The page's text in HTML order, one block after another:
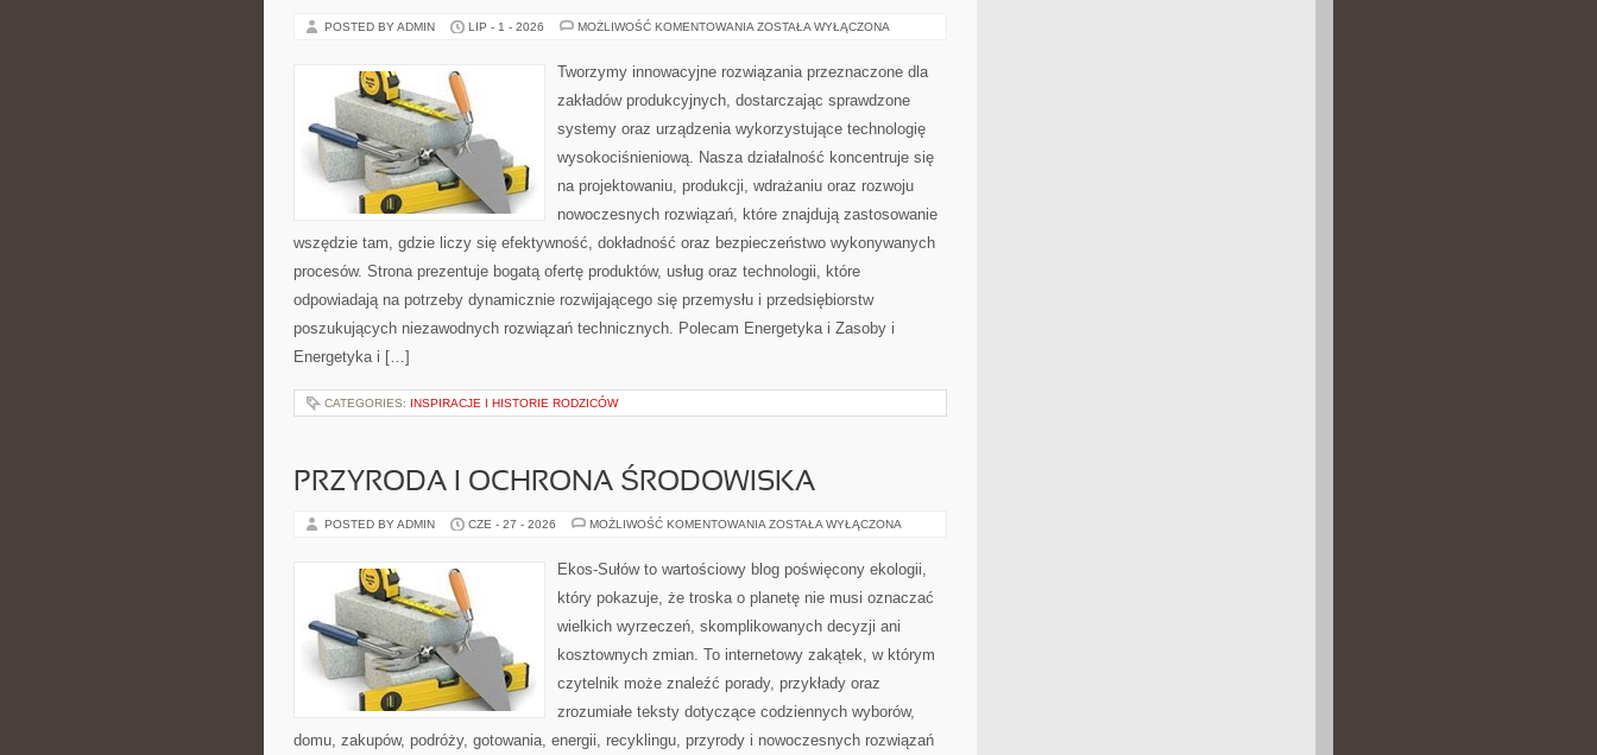
POSTED BY ADMIN LIP - 1 - 2026 MOŻLIWOŚĆ KOMENTOWANIA BEZPIECZEŃSTWO
ZOSTAŁA WYŁĄCZONA
Tworzymy innowacyjne rozwiązania przeznaczone dla
zakładów produkcyjnych, dostarczając sprawdzone
systemy oraz urządzenia wykorzystujące technologię
wysokociśnieniową. Nasza działalność koncentruje się
na projektowaniu, produkcji, wdrażaniu oraz rozwoju
nowoczesnych rozwiązań, które znajdują zastosowanie
wszędzie tam, gdzie liczy się efektywność, dokładność oraz bezpieczeństwo wykonywanych
procesów. Strona prezentuje bogatą ofertę produktów, usług oraz technologii, które
odpowiadają na potrzeby dynamicznie rozwijającego się przemysłu i przedsiębiorstw
poszukujących niezawodnych rozwiązań technicznych. Polecam Energetyka i Zasoby i
Energetyka i […]
CATEGORIES: INSPIRACJE I HISTORIE RODZICÓW
PRZYRODA I OCHRONA ŚRODOWISKA
POSTED BY ADMIN CZE - 27 - 2026 MOŻLIWOŚĆ KOMENTOWANIA PRZYRODA
ŚRODOWISKA
ZOSTAŁA WYŁĄCZONA
Ekos-Sułów to wartościowy blog poświęcony ekologii,
który pokazuje, że troska o planetę nie musi oznaczać
wielkich wyrzeczeń, skomplikowanych decyzji ani
kosztownych zmian. To internetowy zakątek, w którym
czytelnik może znaleźć porady, przykłady oraz
zrozumiałe teksty dotyczące codziennych wyborów,
domu, zakupów, podróży, gotowania, energii, recyklingu, przyrody i nowoczesnych rozwiązań